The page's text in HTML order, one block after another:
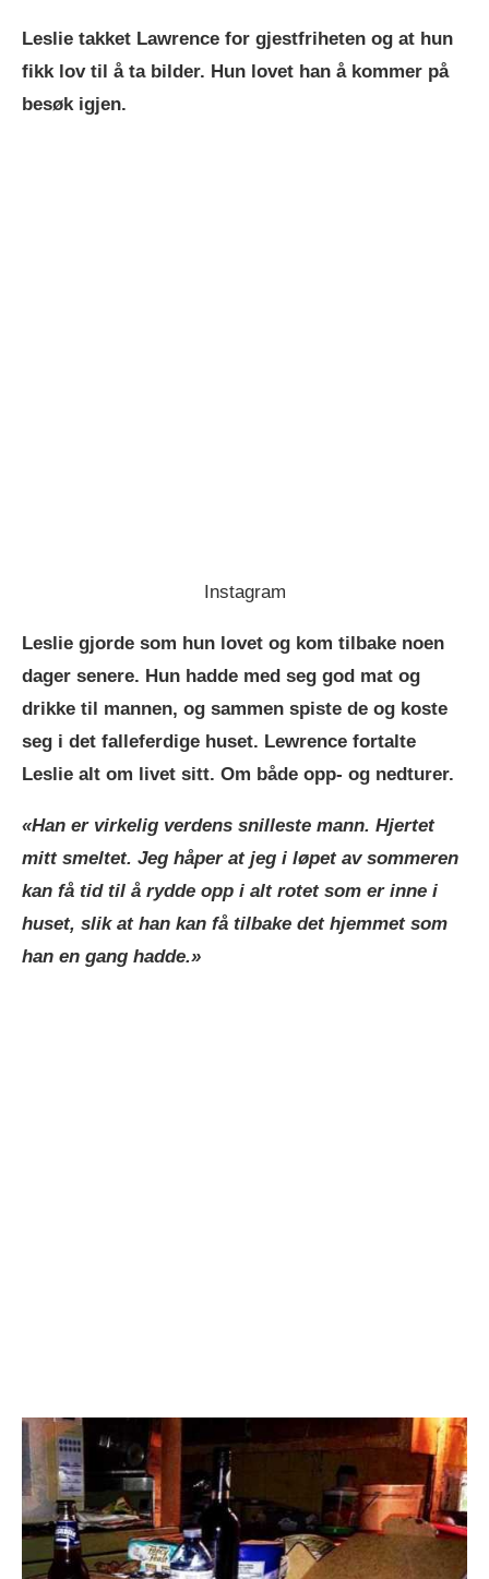
Leslie takket Lawrence for gjestfriheten og at hun
fikk lov til å ta bilder. Hun lovet han å kommer på
besøk igjen.
Instagram
Leslie gjorde som hun lovet og kom tilbake noen
dager senere. Hun hadde med seg god mat og
drikke til mannen, og sammen spiste de og koste
seg i det falleferdige huset. Lewrence fortalte
Leslie alt om livet sitt. Om både opp- og nedturer.
«Han er virkelig verdens snilleste mann. Hjertet
mitt smeltet. Jeg håper at jeg i løpet av sommeren
kan få tid til å rydde opp i alt rotet som er inne i
huset, slik at han kan få tilbake det hjemmet som
han en gang hadde.»